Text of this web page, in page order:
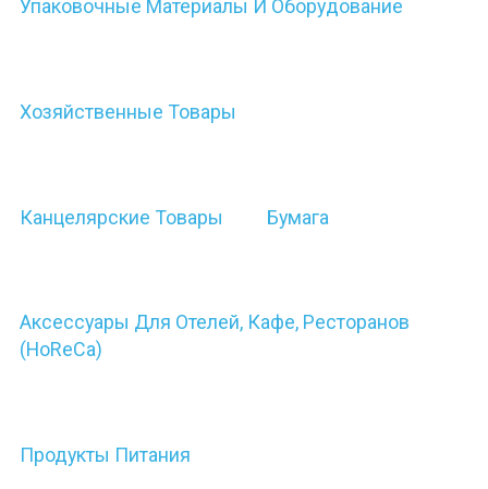
Упаковочные Материалы И Оборудование
Хозяйственные Товары
Канцелярские Товары Бумага
Аксессуары Для Отелей, Кафе, Ресторанов
(HoReCa)
Продукты Питания